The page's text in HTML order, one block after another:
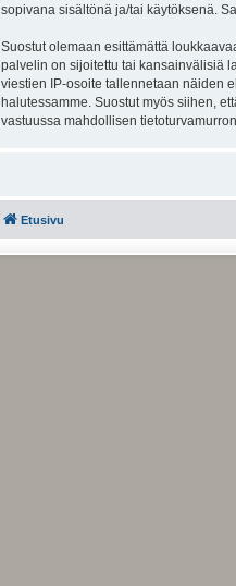
sopivana sisältönä ja/tai käytöksenä.
Suostut olemaan esittämättä
palvelin on sijoitettu tai kansainvälisiä
viestien IP-osoite tallennetaan näiden
halutessamme. Suostut myös siihen,
vastuussa mahdollisen
Etusivu